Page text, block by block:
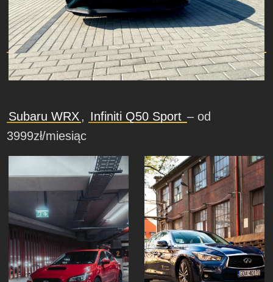
Subaru WRX, Infiniti Q50 Sport – od
3999zł/miesiąc